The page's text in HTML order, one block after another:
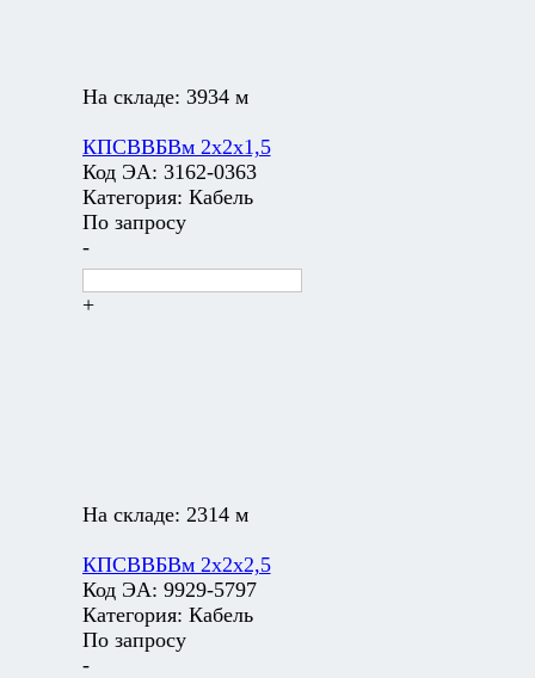
На складе: 3934 м
КПСВВБВм 2х2х1,5
Код ЭА: 3162-0363
Категория: Кабель
По запросу
-
+
На складе: 2314 м
КПСВВБВм 2х2х2,5
Код ЭА: 9929-5797
Категория: Кабель
По запросу
-